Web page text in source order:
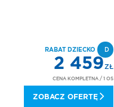
RABAT DZIECKO D
2 459ZŁ
CENA KOMPLETNA / 1 OS
ZOBACZ OFERTĘ